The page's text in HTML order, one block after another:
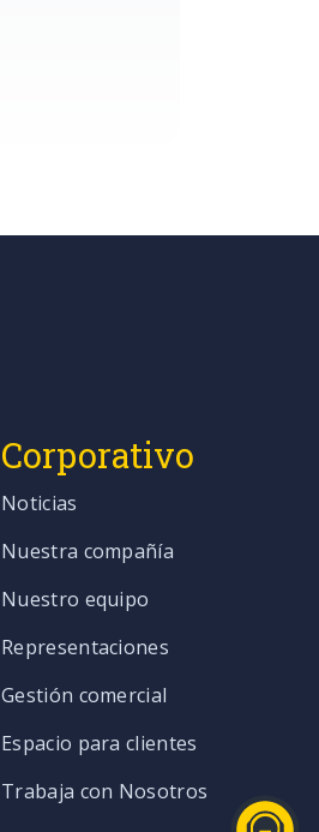
Corporativo
Noticias
Nuestra compañía
Nuestro equipo
Representaciones
Gestión comercial
Espacio para clientes
Trabaja con Nosotros